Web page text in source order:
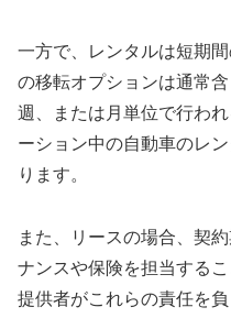
一方で、レンタルは短期
の移転オプションは通常
週、または月単位で行わ
ーション中の自動車のレ
ります。
また、リースの場合、契
ナンスや保険を担当する
提供者がこれらの責任を